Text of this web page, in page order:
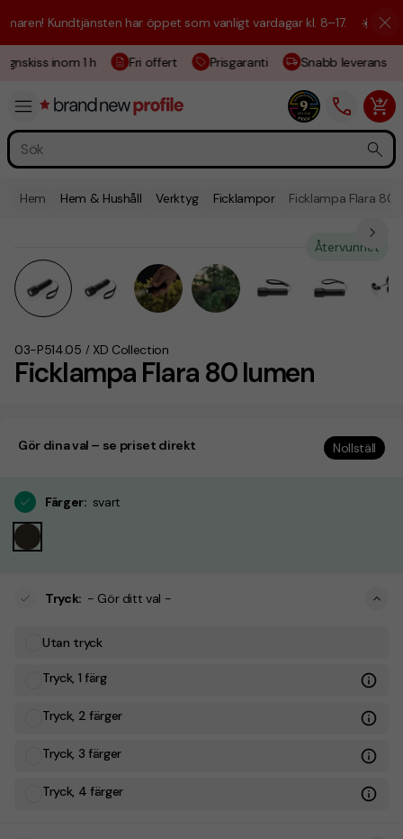
Kundtjänsten har öppet som vanligt vardagar kl. 8–17. ☀️ Vi är här
inom 1 h Fri offert Prisgaranti Snabb leverans
Hem Hem & Hushåll Verktyg Ficklampor Ficklampa Flara 80
Ficklampa Flara 80 lumen
03-P514.05 / XD Collection
Återvunnet
Gör dina val – se priset direkt Nollställ
Färger: svart
Tryck: - Gör ditt val -
Utan tryck
Tryck, 1 färg
Tryck, 2 färger
Tryck, 3 färger
Tryck, 4 färger